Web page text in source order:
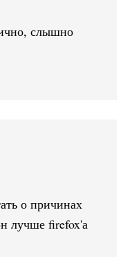
слышно
о причинах
лучше firefox'а